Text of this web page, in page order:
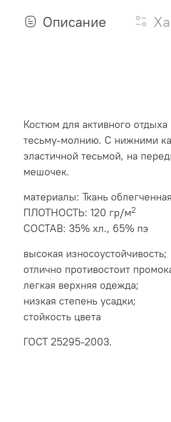
Описание
Костюм для активного
тесьму-молнию. С нижними
эластичной тесьмой, на
мешочек.
материалы: Ткань облегченная
ПЛОТНОСТЬ: 120 гр/м2
СОСТАВ: 35% хл., 65% пэ
высокая износоустойчивость;
отлично противостоит
легкая верхняя одежда;
низкая степень усадки;
стойкость цвета
ГОСТ 25295-2003.